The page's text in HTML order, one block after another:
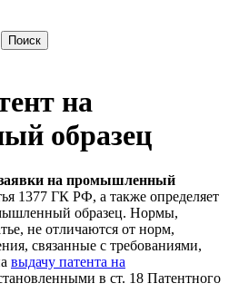
на
образец
на промышленный
1377 ГК РФ, а также определяет
образец. Нормы,
не отличаются от норм,
связанные с требованиями,
выдачу патента на
в ст. 18 Патентного